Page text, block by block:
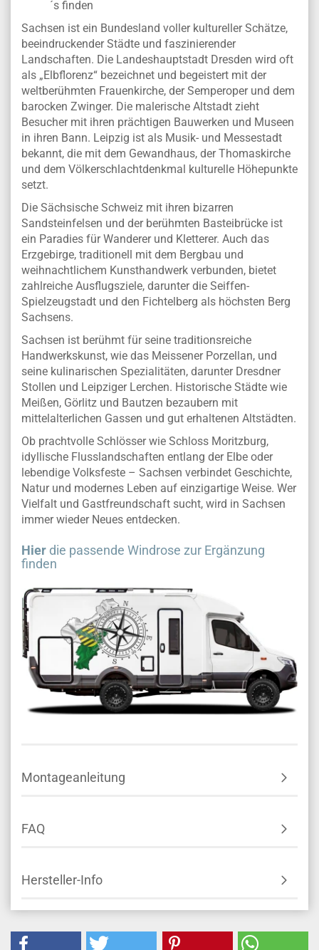
´s finden
Sachsen ist ein Bundesland voller kultureller Schätze,
beeindruckender Städte und faszinierender
Landschaften. Die Landeshauptstadt Dresden wird oft
als „Elbflorenz“ bezeichnet und begeistert mit der
weltberühmten Frauenkirche, der Semperoper und dem
barocken Zwinger. Die malerische Altstadt zieht
Besucher mit ihren prächtigen Bauwerken und Museen
in ihren Bann. Leipzig ist als Musik- und Messestadt
bekannt, die mit dem Gewandhaus, der Thomaskirche
und dem Völkerschlachtdenkmal kulturelle Höhepunkte
setzt.
Die Sächsische Schweiz mit ihren bizarren
Sandsteinfelsen und der berühmten Basteibrücke ist
ein Paradies für Wanderer und Kletterer. Auch das
Erzgebirge, traditionell mit dem Bergbau und
weihnachtlichem Kunsthandwerk verbunden, bietet
zahlreiche Ausflugsziele, darunter die Seiffen-
Spielzeugstadt und den Fichtelberg als höchsten Berg
Sachsens.
Sachsen ist berühmt für seine traditionsreiche
Handwerkskunst, wie das Meissener Porzellan, und
seine kulinarischen Spezialitäten, darunter Dresdner
Stollen und Leipziger Lerchen. Historische Städte wie
Meißen, Görlitz und Bautzen bezaubern mit
mittelalterlichen Gassen und gut erhaltenen Altstädten.
Ob prachtvolle Schlösser wie Schloss Moritzburg,
idyllische Flusslandschaften entlang der Elbe oder
lebendige Volksfeste – Sachsen verbindet Geschichte,
Natur und modernes Leben auf einzigartige Weise. Wer
Vielfalt und Gastfreundschaft sucht, wird in Sachsen
immer wieder Neues entdecken.
Hier die passende Windrose zur Ergänzung
finden
Montageanleitung
FAQ
Hersteller-Info